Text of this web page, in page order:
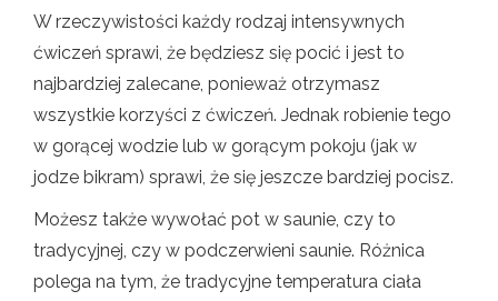
W rzeczywistości każdy rodzaj intensywnych
ćwiczeń sprawi, że będziesz się pocić i jest to
najbardziej zalecane, ponieważ otrzymasz
wszystkie korzyści z ćwiczeń. Jednak robienie tego
w gorącej wodzie lub w gorącym pokoju (jak w
jodze bikram) sprawi, że się jeszcze bardziej pocisz.
Możesz także wywołać pot w saunie, czy to
tradycyjnej, czy w podczerwieni saunie. Różnica
polega na tym, że tradycyjne temperatura ciała